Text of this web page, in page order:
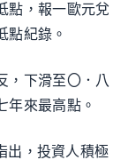
點，報一歐元兌
點紀錄。
，下滑至〇．八
年來最高點。
出，投資人積極